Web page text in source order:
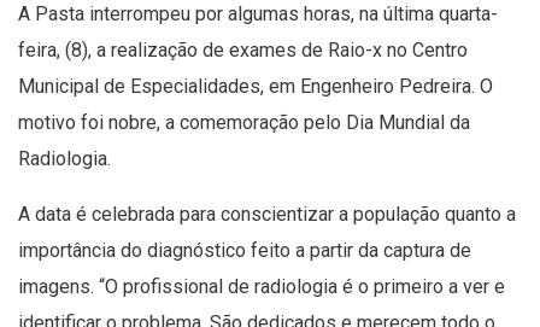
A Pasta interrompeu por algumas horas, na última quarta-
feira, (8), a realização de exames de Raio-x no Centro
Municipal de Especialidades, em Engenheiro Pedreira. O
motivo foi nobre, a comemoração pelo Dia Mundial da
Radiologia.
A data é celebrada para conscientizar a população quanto a
importância do diagnóstico feito a partir da captura de
imagens. “O profissional de radiologia é o primeiro a ver e